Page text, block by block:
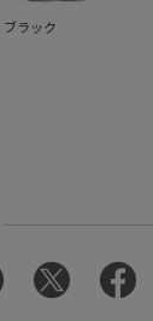
ブラック